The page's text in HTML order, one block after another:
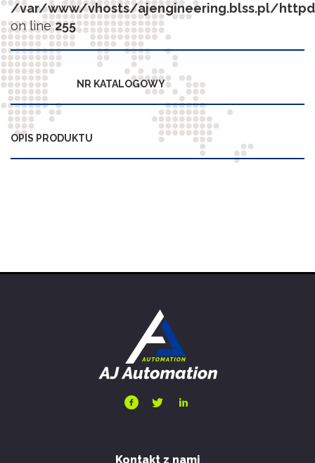
/var/www/vhosts/ajengineering.blss.pl/
on line255
NR KATALOGOWY
OPIS PRODUKTU
Kontakt z nami